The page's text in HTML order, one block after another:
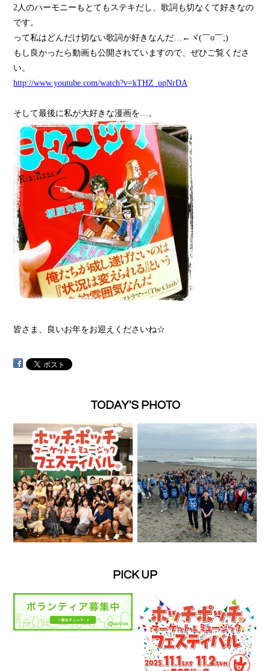
2人のハーモニーもとてもステキだし、歌詞も切なくて好きなの
です。
って私はどんだけ切ない歌詞が好きなんだ…←ヾ(￣o￣;)
もし良かったら動画も公開されていますので、ぜひご覧くださ
い。
http://www.youtube.com/watch?v=kTHZ_upNrDA
そして最後に私が大好きな漫画を…。
皆さま、良いお年をお迎えくださいね☆
TODAY'S PHOTO
PICK UP